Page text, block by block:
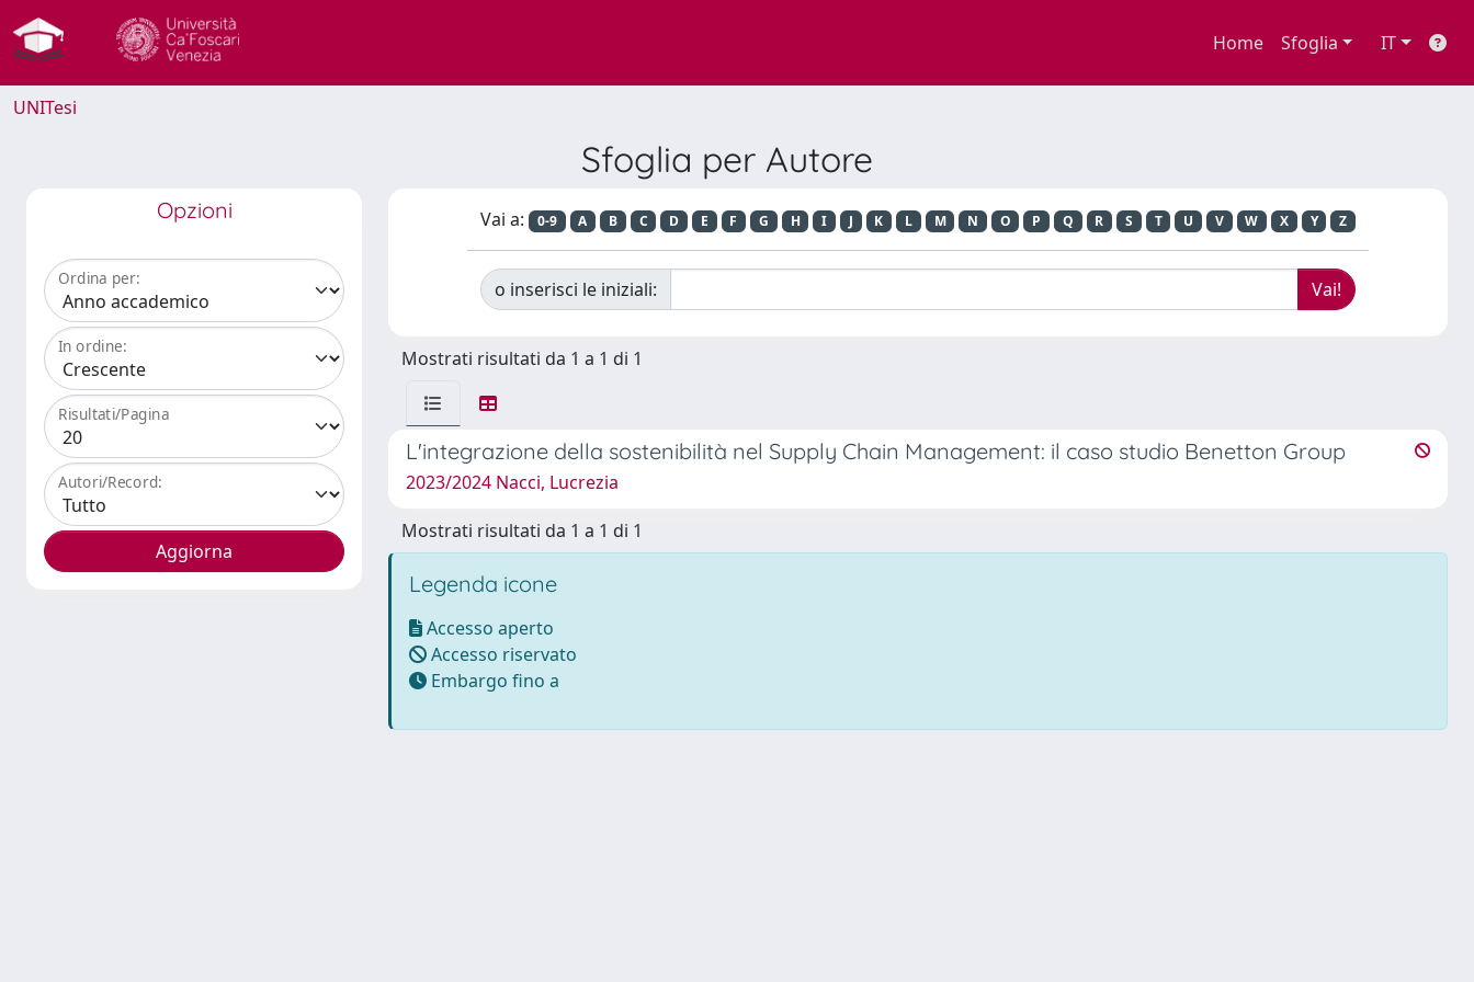
Home Sfoglia IT
UNITesi
Sfoglia per Autore
Opzioni
Ordina per:
In ordine:
Risultati/Pagina
Autori/Record:
Vai a: 0-9 A B C D E F G H I J K L M N O P Q R S T U V W X Y Z
o inserisci le iniziali:
Mostrati risultati da 1 a 1 di 1
L'integrazione della sostenibilità nel Supply Chain Management: il caso studio Benetton Group
2023/2024 Nacci, Lucrezia
Mostrati risultati da 1 a 1 di 1
Legenda icone
Accesso aperto
Accesso riservato
Embargo fino a